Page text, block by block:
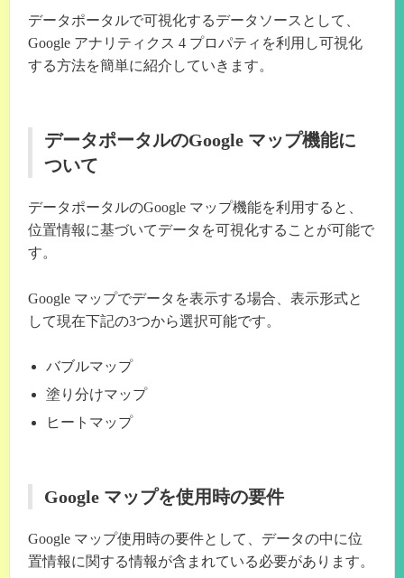
データポータルで可視化するデータソースとして、
Google アナリティクス 4 プロパティを利用し可視化
する方法を簡単に紹介していきます。
データポータルのGoogle マップ機能に
ついて
データポータルのGoogle マップ機能を利用すると、
位置情報に基づいてデータを可視化することが可能で
す。
Google マップでデータを表示する場合、表示形式と
して現在下記の3つから選択可能です。
バブルマップ
塗り分けマップ
ヒートマップ
Google マップを使用時の要件
Google マップ使用時の要件として、データの中に位
置情報に関する情報が含まれている必要があります。